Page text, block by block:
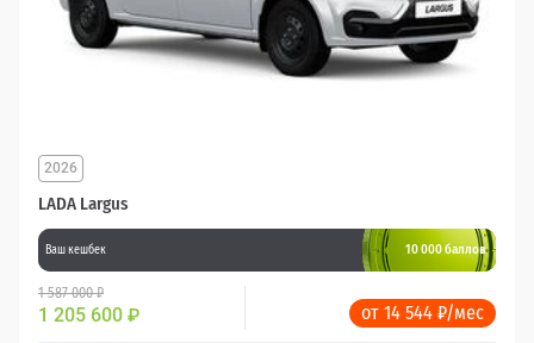
LADA Largus
2026
Ваш кешбек 10 000 баллов
1 587 000 ₽
1 205 600 ₽ от 14 544 ₽/мес